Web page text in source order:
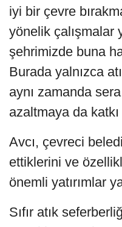
iyi bir çevre
yönelik çalışmalar
şehrimizde buna
Burada yalnızca
aynı zamanda sera
azaltmaya da
Avcı, çevreci
ettiklerini ve
önemli yatırımlar
Sıfır atık